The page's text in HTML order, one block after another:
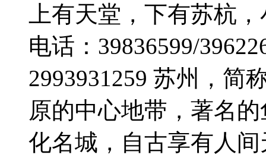
上有天堂，下有苏杭
电话：39836599/
2993931259 苏州，简
原的中心地带，著名
化名城，自古享有人